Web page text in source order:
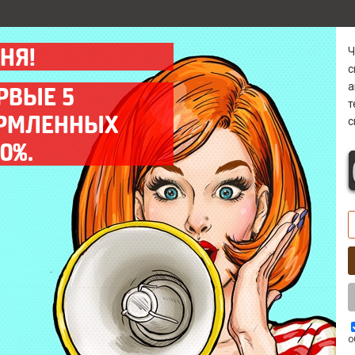
Гарантия
Предоставляем гарантию
на все выполненные
работы до 12 мес.
Диагностика 0 р
Бесплатно* выявим
причину поломки в
кратчайшие сроки.
Выезд мастера
Оперативный выезд
мастера на объект
заказчика в день заказа.
Комплектующие
Используем только
качественные запчасти
ААА класса.
5